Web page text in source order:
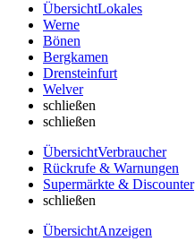
ÜbersichtLokales
Werne
Bönen
Bergkamen
Drensteinfurt
Welver
schließen
schließen
ÜbersichtVerbraucher
Rückrufe & Warnungen
Supermärkte & Discounter
schließen
ÜbersichtAnzeigen